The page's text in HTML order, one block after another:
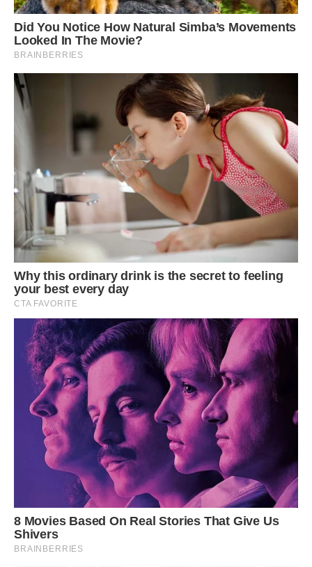
– Павлику, онучку мій. Дякую що зміг зателефонувати.
Якщо зможеш, подзвони ще. – продовжувала ридати
бабуся.
тепер такий тариф хороший. Тобі дзвоню безкоштовно.
– Батьки там як?
– Як в раю! Мені здається вони переживають другий
мeдoвий місяць. Все бабулька, мені пора. Завтра
подзвоню. Цілу. Бувай!
У трубці почулася тиша. Любов Сергіївна піднялася.
Підійшла до ікони і перехрестилася тремтячою рукою. А
потім вирушила в магазин. Мyки треба купити. І дріжджів.
А як правда відпустять … Залишилося два тижні. В очах
Павло натиснув відбiй. Дивна якась бабуся сьогодні. З
бабуся. Треба і правда кожен день їй дзвонити.
Старенька вона вже. Скоро 60 років.